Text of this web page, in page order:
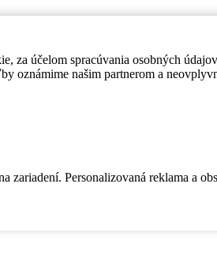
za účelom spracúvania osobných
oznámime našim partnerom a
Personalizovaná reklama a